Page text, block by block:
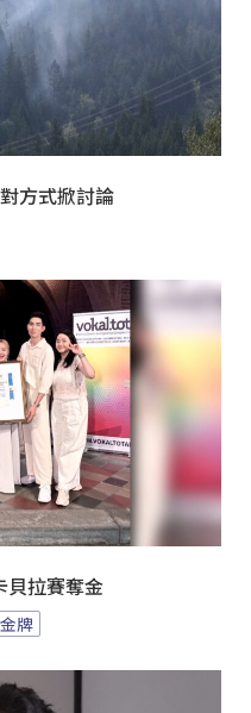
方式掀討論
貝拉賽奪金
金牌